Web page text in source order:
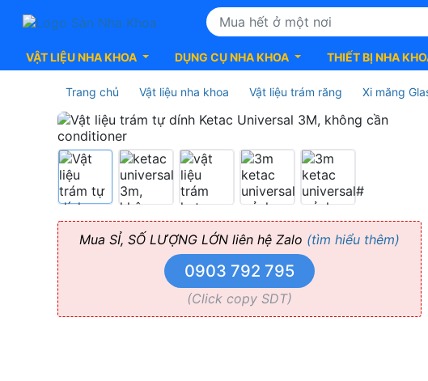
VẬT LIỆU NHA KHOA DỤNG CỤ NHA KHOA THIẾT BỊ NHA
Trang chủ Vật liệu nha khoa Vật liệu trám răng Xi măng
Vật
liệu
trám
G.I
Ketac
Universal
Mua SỈ, SỐ LƯỢNG LỚN liên hệ Zalo (tìm hiểu thêm)
0903 792 795
(Click copy SDT)